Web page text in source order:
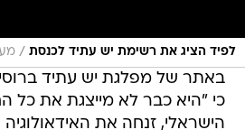
לפיד הציג את רשימת יש עתיד לכנסת /
באתר של מפלגת יש עתיד
כי "היא כבר לא מייצגת את כל
הישראלי, זנחה את